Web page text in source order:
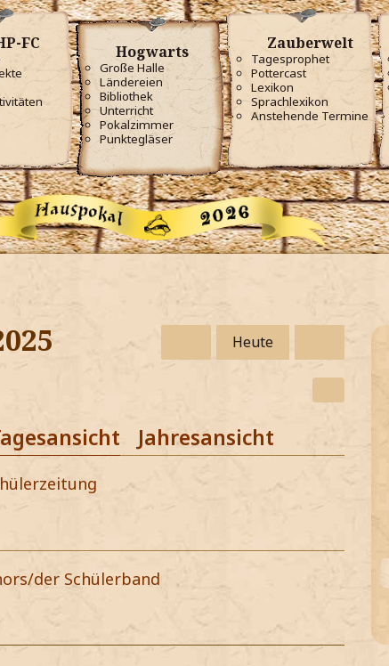
FC Hogwarts
Große Halle
Ländereien
Bibliothek
Unterricht
Pokalzimmer
Punktegläser
Zauberwelt
Tagesprophet
Pottercast
Lexikon
Sprachlexikon
Anstehende Termine
Heute
Jahresansicht
der Schülerband